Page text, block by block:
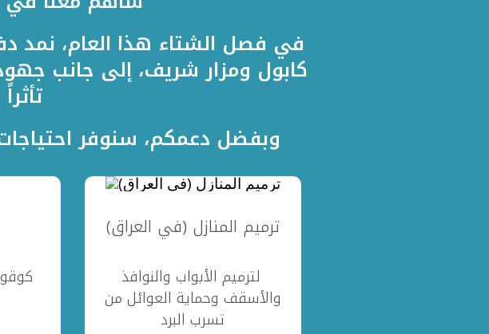
كابول ومزار شريف، إلى جانب
وبفضل دعمكم، سنوفر
ترميم المنازل (في العراق)
لترميم الأبواب والنوافذ
والأسقف وحماية العوائل من
تسرب البرد